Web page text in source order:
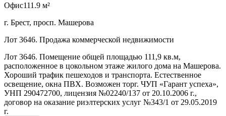
Офис111.9 м²
г. Брест, просп. Машерова
Лот 3646. Продажа коммерческой недвижимости
Лот 3646. Помещение общей площадью 111,9 кв.м,
расположенное в цокольном этаже жилого дома на Машерова.
Хороший трафик пешеходов и транспорта. Естественное
освещение, окна ПВХ. Возможен торг. ЧУП «Гарант успеха»,
УНП 290472700, лицензия №02240/137 от 20.10.2006 г.,
договор на оказание риэлтерских услуг №343/1 от 29.05.2019
г.